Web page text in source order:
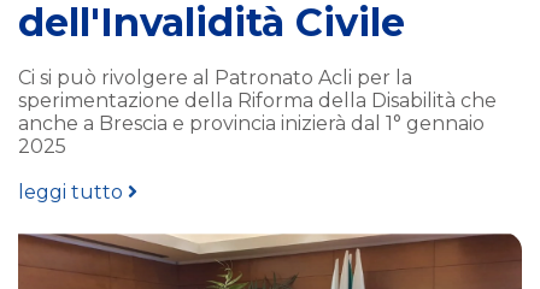
dell'Invalidità Civile
Ci si può rivolgere al Patronato Acli per la
sperimentazione della Riforma della Disabilità che
anche a Brescia e provincia inizierà dal 1° gennaio
2025
leggi tutto